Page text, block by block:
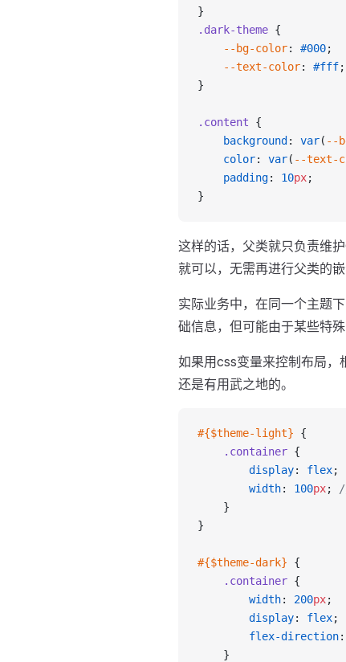
}
.dark-theme {
    --bg-color
: #000;
    --text-color
: #fff;
}
.content {
    background
: var( --
    color
: var( --text-
    padding
: 10px;
}
这样的话，父类就只负责维
就可以，无需再进行父类的嵌
实际业务中，在同一个主题
础信息，但可能由于某些特
如果用css变量来控制布局，
还是有用武之地的。
#{$theme-light} {
    .container
{
        display
: flex;
        width
: 100px;
    }
}
#{$theme-dark} {
    .container
{
        width
: 200px;
        display
: flex;
        flex-direction
:
    }